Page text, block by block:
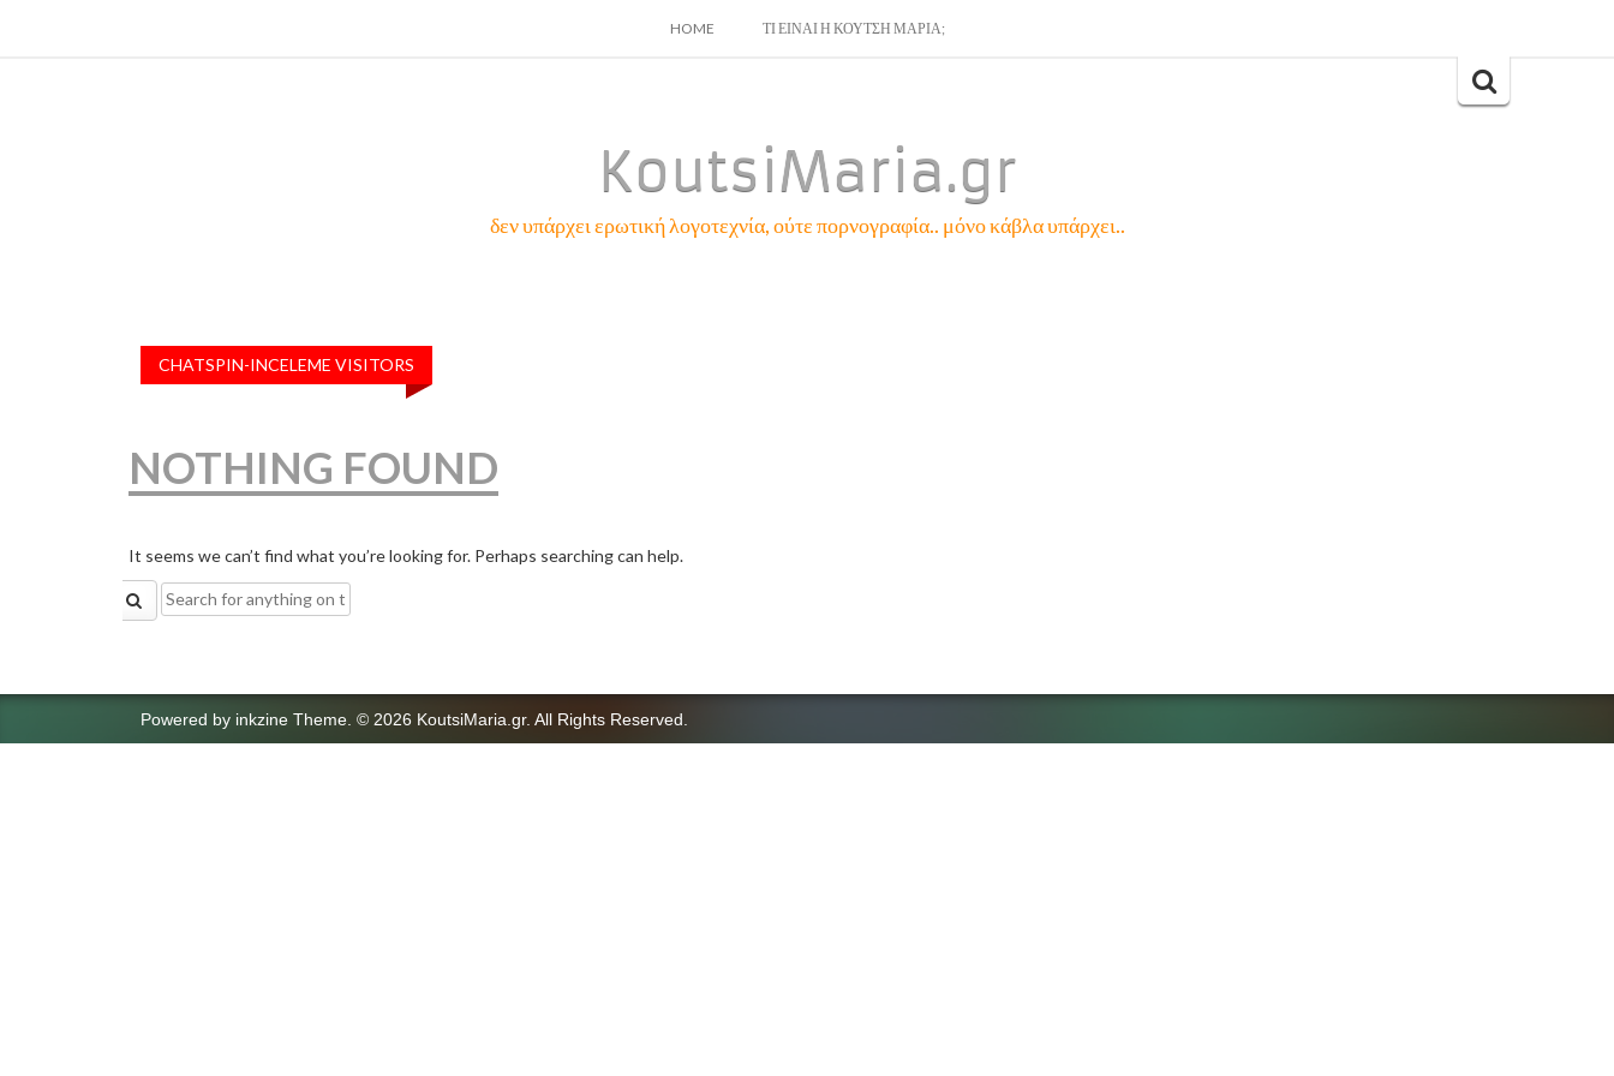
SKIP
HOME ΤΙ ΕΙΝΑΙ Η ΚΟΥΤΣΗ ΜΑΡΙΑ;
Search
KoutsiMaria.gr
δεν υπάρχει ερωτική λογοτεχνία, ούτε πορνογραφία.. μόνο κάβλα υπάρχει..
CHATSPIN-INCELEME VISITORS
NOTHING FOUND
It seems we can’t find what you’re looking for. Perhaps searching can help.
Search
for:
Powered by inkzine Theme © 2026 KoutsiMaria.gr. All Rights Reserved.